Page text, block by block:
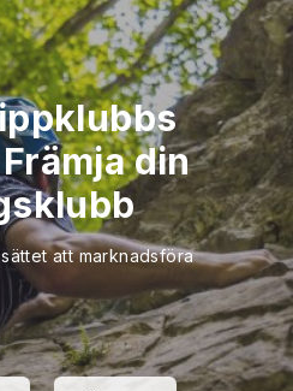
Främja din
att marknadsföra